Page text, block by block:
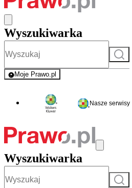
Wyszukiwarka
Szukaj
Moje Prawo.pl
- rejestracja i logowanie do serwisu
Nasze serwisy
Wyszukiwarka
Szukaj